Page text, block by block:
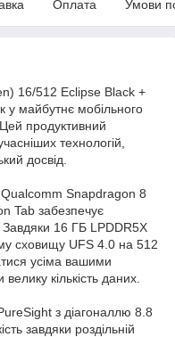
Оплата Умови
16/512 Eclipse Black +
майбутнє мобільного
продуктивний
технологій,
досвід.
Snapdragon 8
Tab забезпечує
Завдяки 16 ГБ LPDDR5X
сховищу UFS 4.0 на 512
усіма вашими
кількість даних.
з діагоналлю 8.8
завдяки роздільній